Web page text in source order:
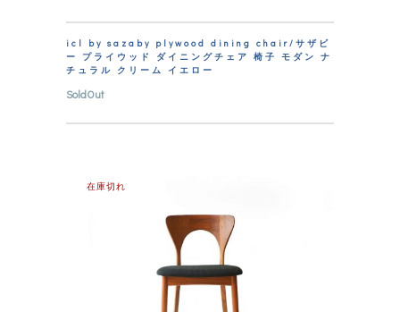
icl by sazaby plywood dining chair/サザビ
ー プライウッド ダイニングチェア 椅子 モダン ナ
チュラル クリーム イエロー
SoldOut
在庫切れ